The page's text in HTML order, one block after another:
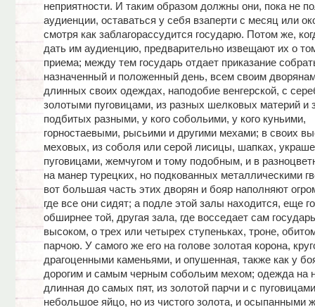
неприятности. И таким образом должны они, пока не
аудиенции, оставаться у себя взаперти с месяц или
смотря как заблагорассудится государю. Потом же,
дать им аудиенцию, предварительно извещают их о
приема; между тем государь отдает приказание
назначенный и положенный день, всем своим
длинных своих одеждах, наподобие венгерской, с
золотыми пуговицами, из разных шелковых материй и
подбитых разными, у кого собольими, у кого куньими,
горностаевыми, рысьими и другими мехами; в своих
меховых, из соболя или серой лисицы, шапках,
пуговицами, жемчугом и тому подобным, и в
на манер турецких, но подкованных металлическими
вот большая часть этих дворян и бояр наполняют
где все они сидят; а подле этой залы находится, еще
обширнее той, другая зала, где восседает сам
высоком, о трех или четырех ступеньках, троне,
парчою. У самого же его на голове золотая корона,
драгоценными каменьями, и опушенная, также как у
дорогим и самым черным собольим мехом; одежда на
длинная до самых пят, из золотой парчи и с
небольшое яйцо, но из чистого золота, и осыпанными